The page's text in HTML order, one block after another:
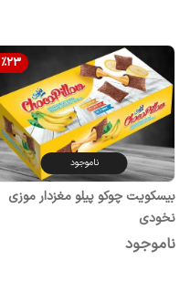
%23
ناموجود
بیسکویت چوکو پیلو مغزدار موزی
نخودی
ناموجود